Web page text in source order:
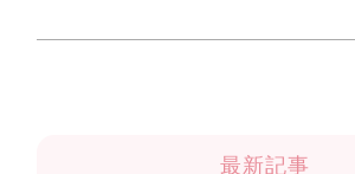
最新記事